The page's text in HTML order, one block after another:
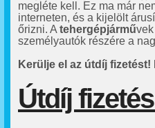
megléte kell. Ez ma már
interneten, és a kijelölt
őrizni. A tehergépjármű
személyautók részére a
Kerülje el az útdíj
Útdíj